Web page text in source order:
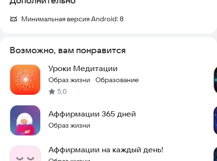
• Удобный поиск по всем аффирмациям
• Красивое оформление
Начните свой путь к позитивным изменениям прямо сейчас!
позитивного мышления. 🌟
E-mail разработчика:
Минимальная версия Android:8
Возможно, вам понравится
Уроки Медитации
Образ жизни · Образование
5,0
Аффирмации 365 дней
Образ жизни
Аффирмации на каждый день!